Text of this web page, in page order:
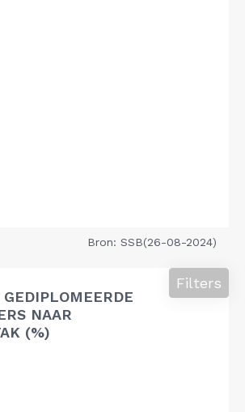
Bron: SSB(26-08-2024)
NAAR
(%)
Filters